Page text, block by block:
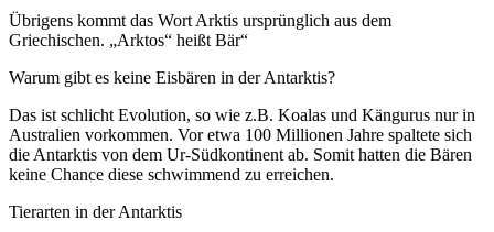
Übrigens kommt das Wort Arktis ursprünglich aus dem
Griechischen. „Arktos“ heißt Bär“
Warum gibt es keine Eisbären in der Antarktis?
Das ist schlicht Evolution, so wie z.B. Koalas und Kängurus nur in
Australien vorkommen. Vor etwa 100 Millionen Jahre spaltete sich
die Antarktis von dem Ur-Südkontinent ab. Somit hatten die Bären
keine Chance diese schwimmend zu erreichen.
Tierarten in der Antarktis